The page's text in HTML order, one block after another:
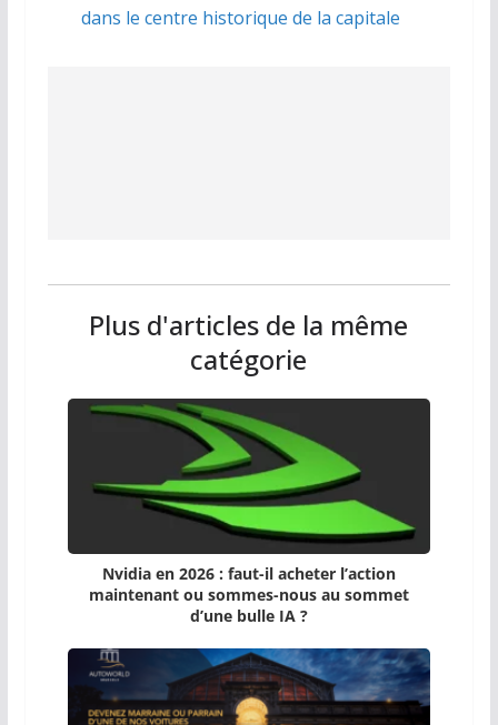
dans le centre historique de la capitale
Plus d'articles de la même
catégorie
Nvidia en 2026 : faut-il acheter l’action
maintenant ou sommes-nous au sommet
d’une bulle IA ?